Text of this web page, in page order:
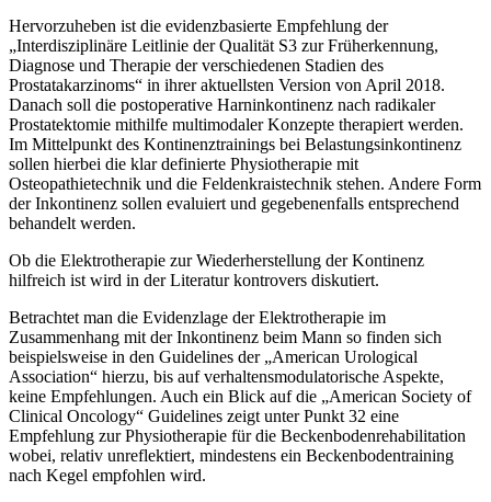
Hervorzuheben ist die evidenzbasierte Empfehlung der
„Interdisziplinäre Leitlinie der Qualität S3 zur Früherkennung,
Diagnose und Therapie der verschiedenen Stadien des
Prostatakarzinoms“ in ihrer aktuellsten Version von April 2018.
Danach soll die postoperative Harninkontinenz nach radikaler
Prostatektomie mithilfe multimodaler Konzepte therapiert werden.
Im Mittelpunkt des Kontinenztrainings bei Belastungsinkontinenz
sollen hierbei die klar definierte Physiotherapie mit
Osteopathietechnik und die Feldenkraistechnik stehen. Andere Form
der Inkontinenz sollen evaluiert und gegebenenfalls entsprechend
behandelt werden.
Ob die Elektrotherapie zur Wiederherstellung der Kontinenz
hilfreich ist wird in der Literatur kontrovers diskutiert.
Betrachtet man die Evidenzlage der Elektrotherapie im
Zusammenhang mit der Inkontinenz beim Mann so finden sich
beispielsweise in den Guidelines der „American Urological
Association“ hierzu, bis auf verhaltensmodulatorische Aspekte,
keine Empfehlungen. Auch ein Blick auf die „American Society of
Clinical Oncology“ Guidelines zeigt unter Punkt 32 eine
Empfehlung zur Physiotherapie für die Beckenbodenrehabilitation
wobei, relativ unreflektiert, mindestens ein Beckenbodentraining
nach Kegel empfohlen wird.